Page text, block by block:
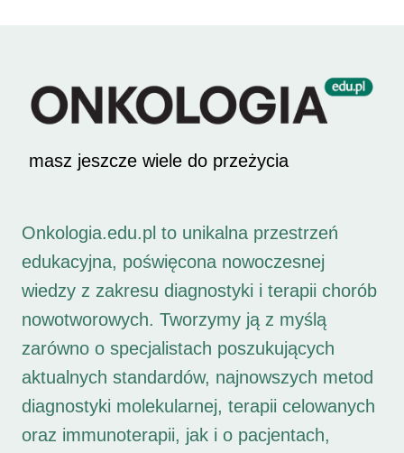
masz jeszcze wiele do przeżycia
Onkologia.edu.pl to unikalna przestrzeń
edukacyjna, poświęcona nowoczesnej
wiedzy z zakresu diagnostyki i terapii chorób
nowotworowych. Tworzymy ją z myślą
zarówno o specjalistach poszukujących
aktualnych standardów, najnowszych metod
diagnostyki molekularnej, terapii celowanych
oraz immunoterapii, jak i o pacjentach,